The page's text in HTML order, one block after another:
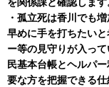
・孤立死は香川でも
早めに手を打ちたい
ー等の見守りが入っ
民基本台帳とヘルパ
要な方を把握できる